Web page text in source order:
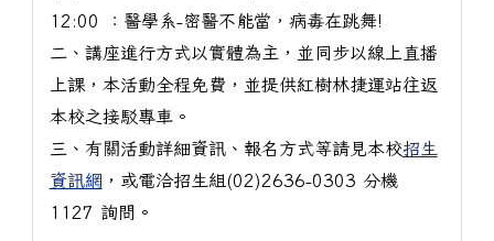
12:00 ：醫學系-密醫不能當，病毒在跳舞!
二、講座進行方式以實體為主，並同步以線上直播
上課，本活動全程免費，並提供紅樹林捷運站往返
本校之接駁專車。
三、有關活動詳細資訊、報名方式等請見本校招生
資訊網 ，或電洽招生組(02)2636-0303 分機
1127 詢問。